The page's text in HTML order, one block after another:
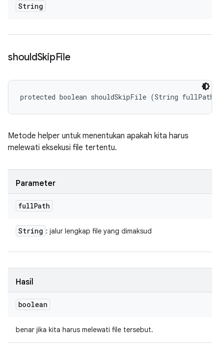
String
shouldSkipFile
protected boolean shouldSkipFile (String fullPath)
Metode helper untuk menentukan apakah kita harus
melewati eksekusi file tertentu.
Parameter
fullPath
String : jalur lengkap file yang dimaksud
Hasil
boolean
benar jika kita harus melewati file tersebut.